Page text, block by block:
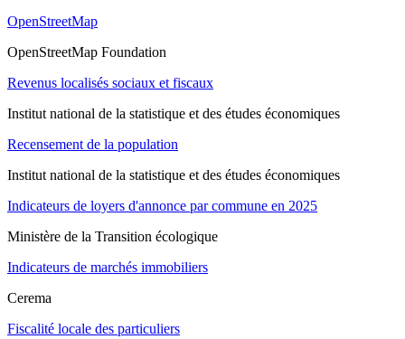
OpenStreetMap
OpenStreetMap Foundation
Revenus localisés sociaux et fiscaux
Institut national de la statistique et des études économiques
Recensement de la population
Institut national de la statistique et des études économiques
Indicateurs de loyers d'annonce par commune en 2025
Ministère de la Transition écologique
Indicateurs de marchés immobiliers
Cerema
Fiscalité locale des particuliers